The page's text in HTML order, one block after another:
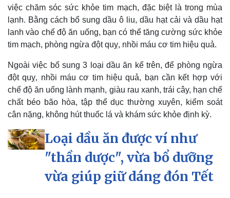
Pháp luật
Quân sự - Quốc phòng
Vũ khí
Việt Nam
Phân tích
việc chăm sóc sức khỏe tim mạch, đặc biệt là trong mùa
lạnh. Bằng cách bổ sung dầu ô liu, dầu hạt cải và dầu hạt
lanh vào chế độ ăn uống, bạn có thể tăng cường sức khỏe
tim mạch, phòng ngừa đột quỵ, nhồi máu cơ tim hiệu quả.
Ngoài việc bổ sung 3 loại dầu ăn kể trên, để phòng ngừa
đột quỵ, nhồi máu cơ tim hiệu quả, bạn cần kết hợp với
chế độ ăn uống lành mạnh, giàu rau xanh, trái cây, hạn chế
chất béo bão hòa, tập thể dục thường xuyên, kiểm soát
cân nặng, không hút thuốc lá và khám sức khỏe định kỳ.
Loại dầu ăn được ví như
"thần dược", vừa bổ dưỡng
vừa giúp giữ dáng đón Tết